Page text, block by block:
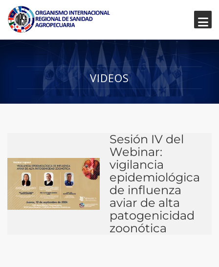
VIDEOS
Sesión IV del
Webinar:
vigilancia
epidemiológica
de influenza
aviar de alta
patogenicidad
zoonótica